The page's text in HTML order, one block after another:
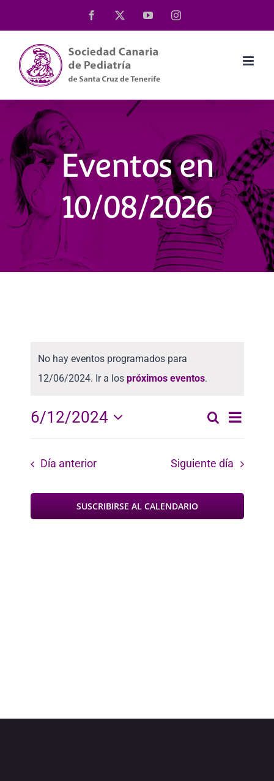
al
contenido
Facebook YouTubeInstagram
Eventos en
10/08/2026
No hay eventos programados para
12/06/2024. Ir a los próximos eventos.
de
y
Buscar
de
Día
6/12/2024
Seleccionar
Día anterior Siguiente día
SUSCRIBIRSE AL CALENDARIO